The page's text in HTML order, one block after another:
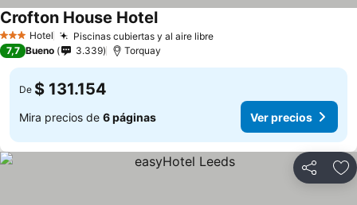
3 Estrellas
Hotel Piscinas cubiertas y al aire libre
Crofton House Hotel
7,7 Bueno 3.339 Torquay
De $ 131.154
Mira precios de 6 páginas Ver precios
Compartir